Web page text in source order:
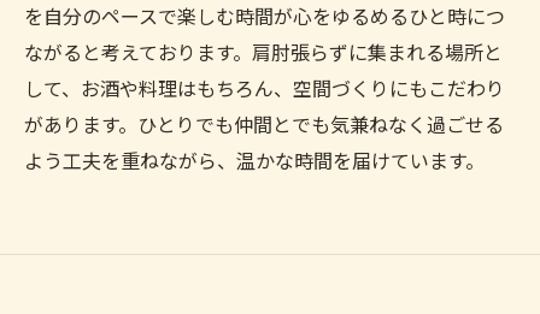
を自分のペースで楽しむ時間が心をゆるめるひと時につ
ながると考えております。肩肘張らずに集まれる場所と
して、お酒や料理はもちろん、空間づくりにもこだわり
があります。ひとりでも仲間とでも気兼ねなく過ごせる
よう工夫を重ねながら、温かな時間を届けています。